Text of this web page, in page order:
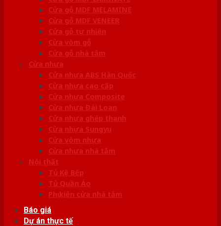
Cửa gỗ MDF MELAMINE
Cửa gỗ MDF VENEER
Cửa gỗ tự nhiên
Cửa vòm gỗ
Cửa gỗ nhà tắm
Cửa nhựa
Cửa nhựa ABS Hàn Quốc
Cửa nhựa cao cấp
Cửa nhựa Composite
Cửa nhựa Đài Loan
Cửa nhựa ghép thanh
Cửa nhựa Sungyu
Cửa vòm nhựa
Cửa nhựa nhà tắm
Nội thất
Tủ Kệ Bếp
Tủ Quần Áo
Phụ kiện cửa nhà tắm
Báo giá
Dự án thực tế